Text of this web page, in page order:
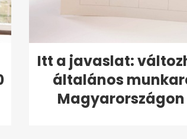
Itt a javaslat:
általános